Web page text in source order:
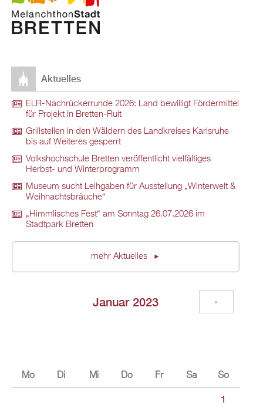
Aktuelles
ELR-Nachrückerrunde 2026: Land bewilligt Fördermittel
für Projekt in Bretten-Ruit
Grillstellen in den Wäldern des Landkreises Karlsruhe
bis auf Weiteres gesperrt
Volkshochschule Bretten veröffentlicht vielfältiges
Herbst- und Winterprogramm
Museum sucht Leihgaben für Ausstellung „Winterwelt &
Weihnachtsbräuche“
„Himmlisches Fest“ am Sonntag 26.07.2026 im
Stadtpark Bretten
mehr Aktuelles
Januar 2023 »
Mo Di Mi Do Fr Sa So
1